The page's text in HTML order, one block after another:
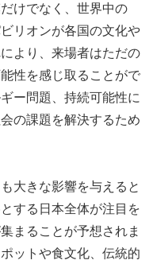
けでなく、世界中の
リオンが各国の文化や
より、来場者はただの
性を感じ取ることがで
ー問題、持続可能性に
の課題を解決するため
大きな影響を与えると
する日本全体が注目を
まることが予想されま
ットや食文化、伝統的